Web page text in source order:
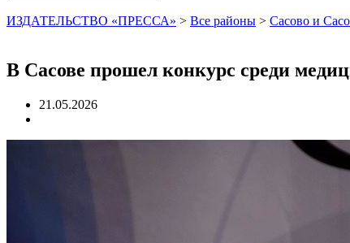
ИЗДАТЕЛЬСТВО «ПРЕССА» > Все районы > Сасово и
В Сасове прошел конкурс среди
21.05.2026